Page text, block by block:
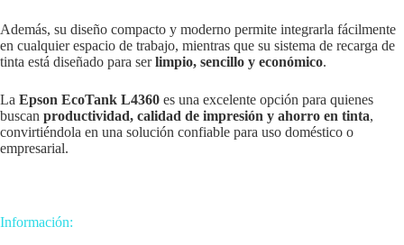
Además, su diseño compacto y moderno permite integrarla fácilmente
en cualquier espacio de trabajo, mientras que su sistema de recarga de
tinta está diseñado para serlimpio, sencillo y económico.
La Epson EcoTank L4360 es una excelente opción para quienes
buscan productividad, calidad de impresión y ahorro en tinta,
convirtiéndola en una solución confiable para uso doméstico o
empresarial.
Información: